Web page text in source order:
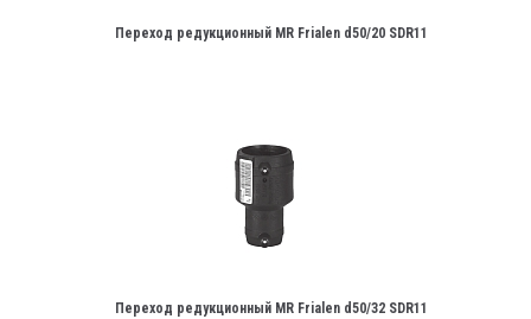
Переход редукционный MR Frialen d50/20 SDR11
Переход редукционный MR Frialen d50/32 SDR11